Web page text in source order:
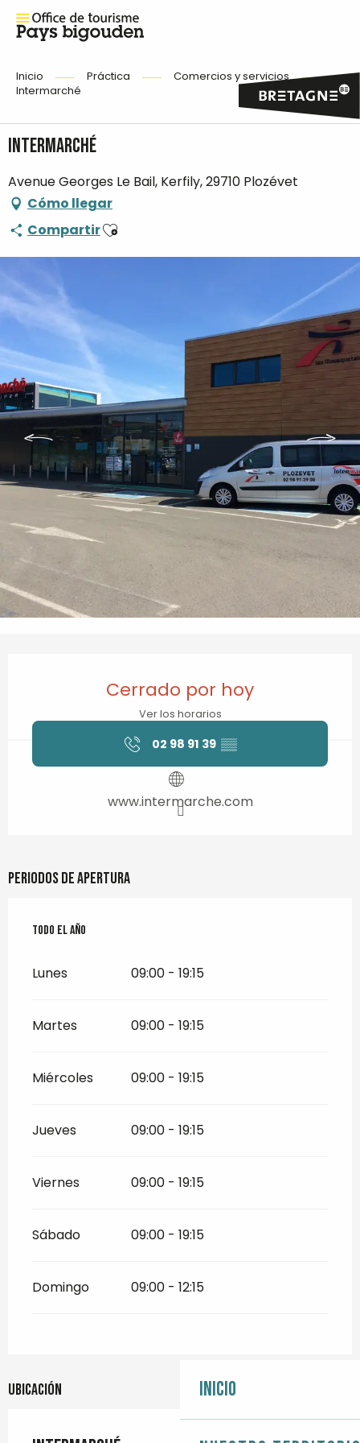
Inicio
Inicio Práctica
Comercios y servicios
Intermarché
Intermarché
Avenue Georges Le Bail, Kerfily, 29710 Plozévet
Cómo llegar
CompartirAjouter aux favoris
Cerrado por hoy
Ver los horarios
02 98 91 39 ▒▒
www.intermarche.com
Periodos de apertura
Todo el año
Todo el año
Lunes 09:00 - 19:15
Martes 09:00 - 19:15
Miércoles 09:00 - 19:15
Jueves 09:00 - 19:15
Viernes 09:00 - 19:15
Sábado 09:00 - 19:15
Domingo 09:00 - 12:15
Ubicación